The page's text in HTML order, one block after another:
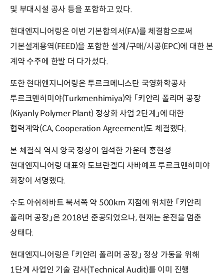
및 부대시설 공사 등을 포함하고 있다.
현대엔지니어링은 이번 기본합의서(FA)를 체결함으로써
기본설계용역(FEED)을 포함한 설계/구매/시공(EPC)에 대한 본
계약 수주에 한발 더 다가섰다.
또한 현대엔지니어링은 투르크메니스탄 국영화학공사
투르크멘히미야(Turkmenhimiya)와 「키얀리 폴리머 공장
(Kiyanly Polymer Plant) 정상화 사업 2단계」에 대한
협력계약(CA, Cooperation Agreement)도 체결했다.
본 체결식 역시 양국 정상이 임석한 가운데 홍현성
현대엔지니어링 대표와 도브란겔디 사바예프 투르크멘히미야
회장이 서명했다.
수도 아쉬하바트 북서쪽 약 500km 지점에 위치한 「키얀리
폴리머 공장」은 2018년 준공되었으나, 현재는 운전을 멈춘
상태다.
현대엔지니어링은 「키얀리 폴리머 공장」 정상 가동을 위해
1단계 사업인 기술 감사(Technical Audit)를 이미 진행